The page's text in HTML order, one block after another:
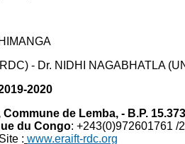
- Dr. NIDHI NAGABHATLA
2020
de Lemba, - B.P.
du Congo: +243(0)972601761 /
Site : www.eraift-rdc.org